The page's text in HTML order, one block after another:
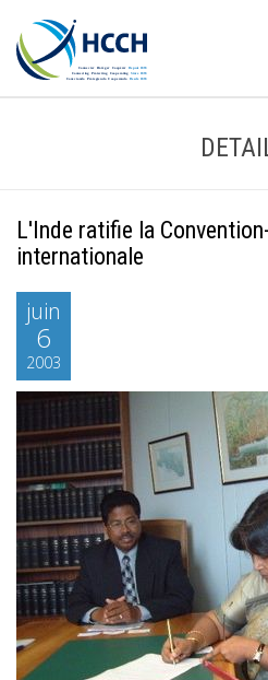
L'Inde ratifie la
internationale
juin
6
2003